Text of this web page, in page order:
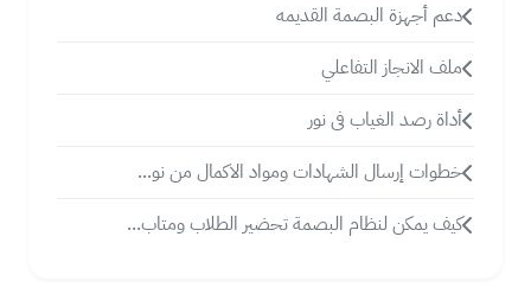
دعم أجهزة البصمة القديمه
ملف الانجاز التفاعلي
أداة رصد الغياب فى نور
خطوات إرسال الشهادات ومواد الاكمال من نو...
كيف يمكن لنظام البصمة تحضير الطلاب ومتاب...